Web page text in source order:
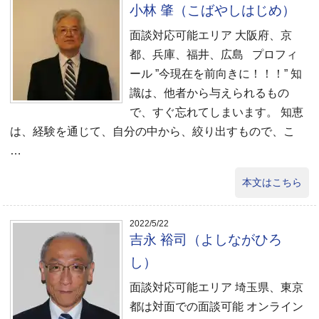
小林 肇（こばやしはじめ）
面談対応可能エリア 大阪府、京
都、兵庫、福井、広島 プロフィ
ール ”今現在を前向きに！！！” 知
識は、他者から与えられるもの
で、すぐ忘れてしまいます。 知恵
は、経験を通じて、自分の中から、絞り出すもので、こ
…
本文はこちら
2022/5/22
吉永 裕司（よしながひろ
し）
面談対応可能エリア 埼玉県、東京
都は対面での面談可能 オンライン